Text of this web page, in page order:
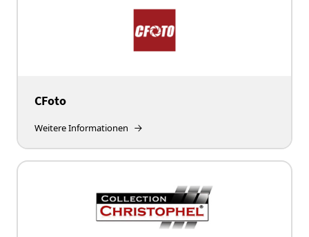
CFoto
Weitere Informationen